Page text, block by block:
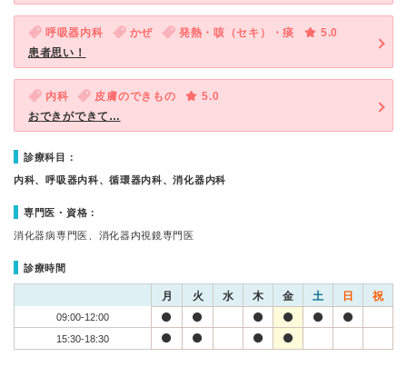
呼吸器内科 かぜ 発熱・咳（セキ）・痰
5.0
患者思い！
内科 皮膚のできもの
5.0
おできができて…
診療科目：
内科、呼吸器内科、循環器内科、消化器内科
専門医・資格：
消化器病専門医、消化器内視鏡専門医
診療時間
月 火 水 木 金 土 日 祝
09:00-12:00
15:30-18:30